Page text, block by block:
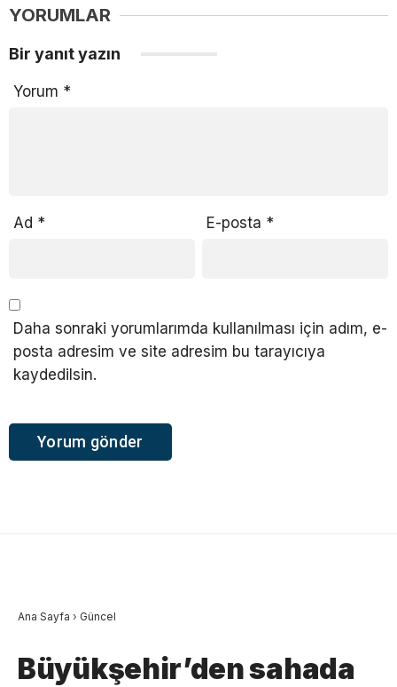
YORUMLAR
Bir yanıt yazın
Yorum *
Ad * E-posta *
Daha sonraki yorumlarımda kullanılması için adım, e-
posta adresim ve site adresim bu tarayıcıya
kaydedilsin.
Ana Sayfa › Güncel
Büyükşehir’den sahada